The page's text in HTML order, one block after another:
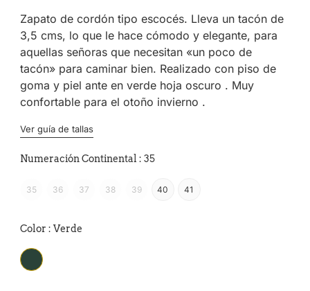
Zapato de cordón tipo escocés. Lleva un tacón de
3,5 cms, lo que le hace cómodo y elegante, para
aquellas señoras que necesitan «un poco de
tacón» para caminar bien. Realizado con piso de
goma y piel ante en verde hoja oscuro . Muy
confortable para el otoño invierno .
Ver guía de tallas
Numeración Continental : 35
35 36 37 38 39 40 41
Color : Verde
Verde